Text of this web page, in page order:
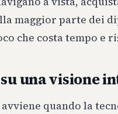
maggior parte dei
che costa tempo e
una visione
quando la